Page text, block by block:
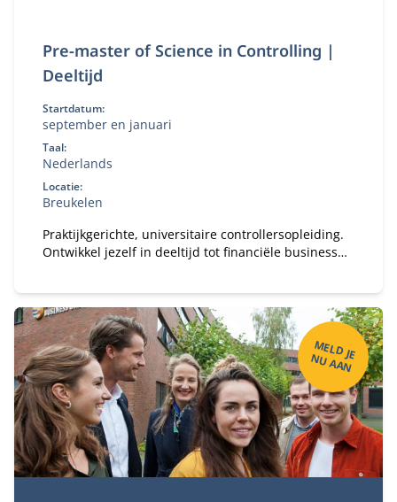
Pre-master of Science in Controlling |
Deeltijd
Startdatum:
september en januari
Taal:
Nederlands
Locatie:
Breukelen
Praktijkgerichte, universitaire controllersopleiding.
Ontwikkel jezelf in deeltijd tot financiële business
M
ELD
JE
N
U
A
A
N